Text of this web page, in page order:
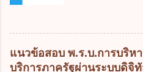
ประมาณ พ.ศ.
รักษาการตามพ
ประมาณ พ.ศ.
กระทรวงการคลั
เศรษฐกิจ ค. ห
อย่างยั่งยืน ง. ห
2 สัดส่วนหนี้สา
ในประเทศเพื่อ
แนวข้อสอบ พ.ร.บ.การบริห
บริการภาครัฐผ่านระบบดิจิ